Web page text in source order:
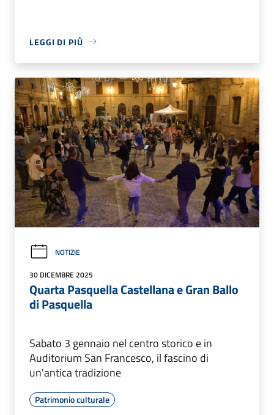
LEGGI DI PIÙ
NOTIZIE
30 DICEMBRE 2025
Quarta Pasquella Castellana e Gran Ballo
di Pasquella
Sabato 3 gennaio nel centro storico e in
Auditorium San Francesco, il fascino di
un'antica tradizione
Patrimonio culturale